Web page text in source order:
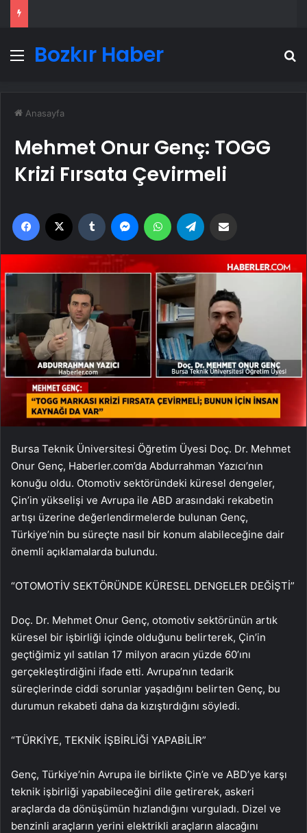
Menü
Bozkır Haber
Anasayfa
Mehmet Onur Genç: TOGG
Krizi Fırsata Çevirmeli
Facebook Tumblr MessengerWhatsApp
Bursa Teknik Üniversitesi Öğretim Üyesi Doç. Dr. Mehmet
Onur Genç, Haberler.com’da Abdurrahman Yazıcı’nın
konuğu oldu. Otomotiv sektöründeki küresel dengeler,
Çin’in yükselişi ve Avrupa ile ABD arasındaki rekabetin
artışı üzerine değerlendirmelerde bulunan Genç,
Türkiye’nin bu süreçte nasıl bir konum alabileceğine dair
önemli açıklamalarda bulundu.
“OTOMOTİV SEKTÖRÜNDE KÜRESEL DENGELER DEĞİŞTİ”
Doç. Dr. Mehmet Onur Genç, otomotiv sektörünün artık
küresel bir işbirliği içinde olduğunu belirterek, Çin’in
geçtiğimiz yıl satılan 17 milyon aracın yüzde 60’ını
gerçekleştirdiğini ifade etti. Avrupa’nın tedarik
süreçlerinde ciddi sorunlar yaşadığını belirten Genç, bu
durumun rekabeti daha da kızıştırdığını söyledi.
“TÜRKİYE, TEKNİK İŞBİRLİĞİ YAPABİLİR”
Genç, Türkiye’nin Avrupa ile birlikte Çin’e ve ABD’ye karşı
teknik işbirliği yapabileceğini dile getirerek, askeri
araçlarda da dönüşümün hızlandığını vurguladı. Dizel ve
benzinli araçların yerini elektrikli araçların alacağını